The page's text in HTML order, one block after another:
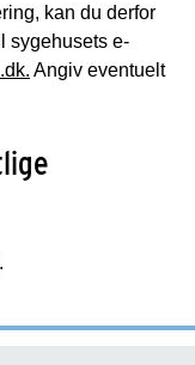
kan du derfor
sygehusets e-
Angiv eventuelt
.